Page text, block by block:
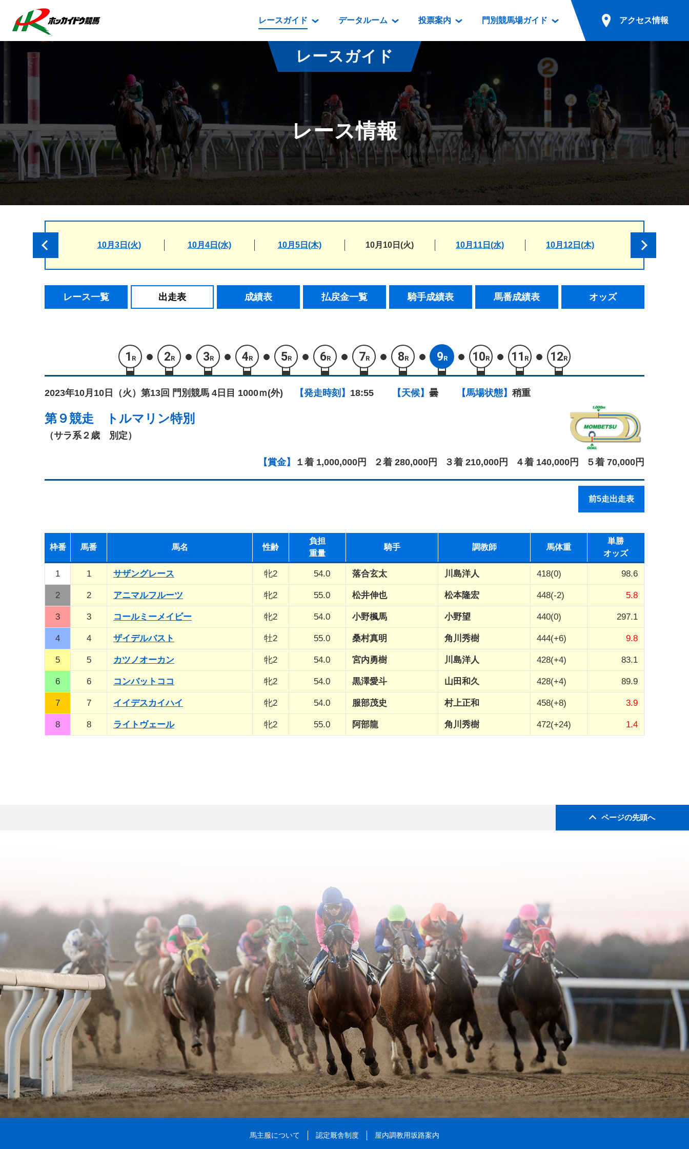
レースガイド
レース情報
払戻金一覧
騎手成績表
馬番成績表
オッズ
番組・級別表ダウンロード
開催カレンダー
重賞競走体系図
スタリオンシリーズ競走
道内の発売情報(PDF)
データルーム
データルーム
騎手・調教師紹介
坂路調教映像
遠征馬情報
番組編成要領
映像コンテンツ
重賞競走VTR
重賞競走参考VTR
レースダイジェスト
新馬ダイジェスト
投票案内
電話・インターネット投票
場外発売所
実況・テレホンサービス
発売・払戻
門別競馬場ガイド
門別競馬場情報
門別競馬場グルメ
とねっこジンギスカン
いずみ食堂
ルンビニフードカフェ
勝馬屋
アクセス情報
無料送迎バスでのご来場
公共の交通機関でのご来場
レースガイド
レース情報
10月3日(火) 10月4日(水) 10月5日(木) 10月10日(火) 10月11日(水) 10月12日(木)
レース一覧 出走表 成績表 払戻金一覧 騎手成績表 馬番成績表 オッズ
1 R 2R 3R 4R 5R 6R 7R 8R 9R 10R 11 R 12R
2023年10月10日（火） 第13回 門別競馬 4日目 1000ｍ(外) 【発走時刻】 18:55 【天候】 曇 【馬場状態】 稍重
第９競走 トルマリン特別
（サラ系２歳 別定）
【賞金】 １着 1,000,000円 ２着 280,000円 ３着 210,000円 ４着 140,000円 ５着 70,000円
前5走出走表
枠番 馬番 馬名 性齢
負担
重量
騎手 調教師 馬体重
単勝
オッズ
1 1 サザングレース 牝2 54.0 落合玄太 川島洋人 418(0) 98.6
2 2 アニマルフルーツ 牝2 55.0 松井伸也 松本隆宏 448(-2) 5.8
3 3 コールミーメイビー 牝2 54.0 小野楓馬 小野望 440(0) 297.1
4 4 ザイデルバスト 牡2 55.0 桑村真明 角川秀樹 444(+6) 9.8
5 5 カツノオーカン 牝2 54.0 宮内勇樹 川島洋人 428(+4) 83.1
6 6 コンバットココ 牝2 54.0 黒澤愛斗 山田和久 428(+4) 89.9
7 7 イイデスカイハイ 牝2 54.0 服部茂史 村上正和 458(+8) 3.9
8 8 ライトヴェール 牝2 55.0 阿部龍 角川秀樹 472(+24) 1.4
ページの先頭へ
馬主服について 認定厩舎制度 屋内調教用坂路案内